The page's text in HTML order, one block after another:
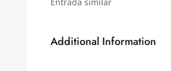
Additional Information